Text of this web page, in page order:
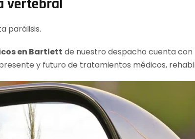
vertebral
parálisis.
en Bartlett de nuestro despacho cuenta
y futuro de tratamientos médicos,